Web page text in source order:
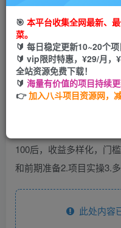
会员免费
您当前未
内容介绍：利用得物
100后，收益多样化，门
和前期准备2.项目实操3.
此处内容
🎯 本平台收集全网最新、
菜。
🔰 每日稳定更新10~20个
🔰 vip限时特惠，¥29/月，
全站资源免费下载！
🔰 海量有价值的项目持续
👉加入八斗项目资源网，